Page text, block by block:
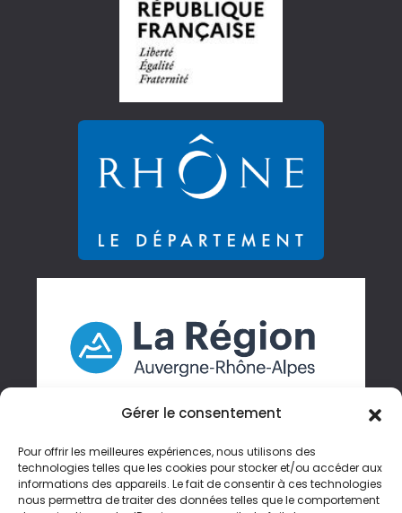
Gérer le consentement
Pour offrir les meilleures expériences, nous utilisons des
technologies telles que les cookies pour stocker et/ou accéder aux
informations des appareils. Le fait de consentir à ces technologies
nous permettra de traiter des données telles que le comportement
Gérer mes cookies